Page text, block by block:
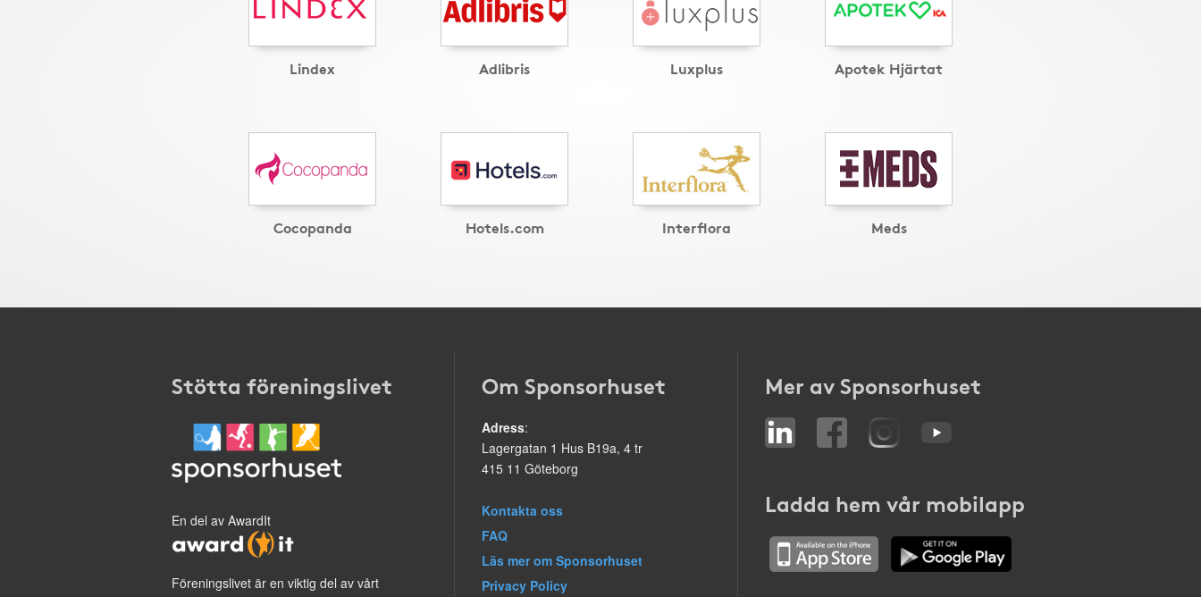
Lindex Adlibris Luxplus Apotek Hjärtat
Cocopanda Hotels.com Interflora Meds
Stötta föreningslivet
En del av AwardIt
Föreningslivet är en viktig del av vårt
Om Sponsorhuset
Adress:
Lagergatan 1 Hus B19a, 4 tr
415 11 Göteborg
Kontakta oss
FAQ
Läs mer om Sponsorhuset
Privacy Policy
Mer av Sponsorhuset
Ladda hem vår mobilapp